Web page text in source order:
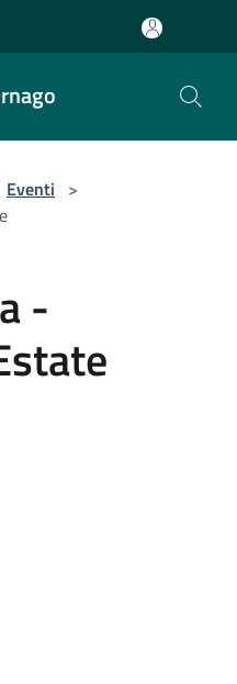
Eventi >
-